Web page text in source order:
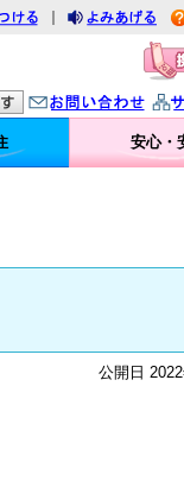
みあげる
問い合わせ安心・
公開日